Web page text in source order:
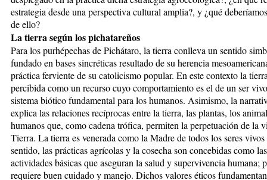
estrategia desde una perspectiva cultural amplia?, y ¿qué
de ello?
La tierra según los pichatareños
Para los purhépechas de Pichátaro, la tierra conlleva un sentido
fundado en bases sincréticas resultado de su herencia
práctica ferviente de su catolicismo popular. En este contexto la
percibida como un recurso cuyo comportamiento es el de un ser
sistema biótico fundamental para los humanos. Asimismo, la
explica las relaciones recíprocas entre la tierra, las plantas, los
humanos que, como cadena trófica, permiten la perpetuación de la
Tierra. La tierra es venerada como la Madre de todos los seres vivos
sentido, las prácticas agrícolas y la cosecha son concebidas como las
actividades básicas que aseguran la salud y supervivencia humana;
requiere buen cuidado y manejo. Dichos valores éticos